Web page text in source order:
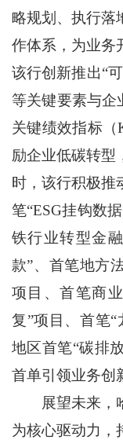
略规划、执行落
作体系，为业务
该行创新推出“
等关键要素与企
关键绩效指标
励企业低碳转型
时，该行积极推
笔“ESG挂钩数
铁行业转型金
款”、首笔地方
项目、首笔商
复”项目、首笔
地区首笔“碳排
首单引领业务创
展望未来，哈
为核心驱动力，